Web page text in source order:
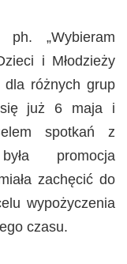
„Wybieram
i Młodzieży
dla różnych grup
się już 6 maja i
spotkań z
promocja
zachęcić do
wypożyczenia
czasu.